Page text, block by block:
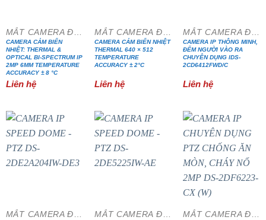
CAMERA CẢM BIẾN
NHIỆT: THERMAL &
OPTICAL BI-SPECTRUM IP
2MP 6MM TEMPERATURE
ACCURACY ± 8 °C
Liên hệ
CAMERA CẢM BIẾN NHIỆT
THERMAL 640 × 512
TEMPERATURE
ACCURACY ± 2°C
Liên hệ
CAMERA IP THÔNG MINH,
ĐẾM NGƯỜI VÀO RA
CHUYÊN DỤNG IDS-
2CD6412FWD/C
Liên hệ